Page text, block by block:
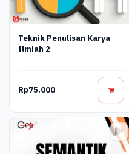
Teknik Penulisan Karya
Ilmiah 2
Rp75.000